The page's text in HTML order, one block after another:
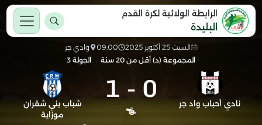
الرابطة الولائية لكرة القدم
البليدة
السبت 25 أكتوبر 2025 09:00
وادي جر
المجموعة (د) أقل من 20 سنة
الجولة 3
نادي أحباب واد جر 0
-
1
شباب بني شقران
موزاية